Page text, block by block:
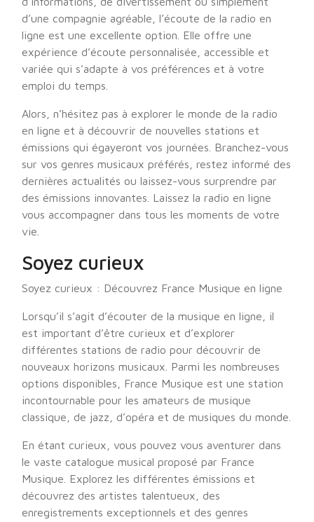
d’une compagnie agréable, l’écoute de la radio en
ligne est une excellente option. Elle offre une
expérience d’écoute personnalisée, accessible et
variée qui s’adapte à vos préférences et à votre
emploi du temps.
Alors, n’hésitez pas à explorer le monde de la radio
en ligne et à découvrir de nouvelles stations et
émissions qui égayeront vos journées. Branchez-vous
sur vos genres musicaux préférés, restez informé des
dernières actualités ou laissez-vous surprendre par
des émissions innovantes. Laissez la radio en ligne
vous accompagner dans tous les moments de votre
vie.
Soyez curieux
Soyez curieux : Découvrez France Musique en ligne
Lorsqu’il s’agit d’écouter de la musique en ligne, il
est important d’être curieux et d’explorer
différentes stations de radio pour découvrir de
nouveaux horizons musicaux. Parmi les nombreuses
options disponibles, France Musique est une station
incontournable pour les amateurs de musique
classique, de jazz, d’opéra et de musiques du monde.
En étant curieux, vous pouvez vous aventurer dans
le vaste catalogue musical proposé par France
Musique. Explorez les différentes émissions et
découvrez des artistes talentueux, des
enregistrements exceptionnels et des genres